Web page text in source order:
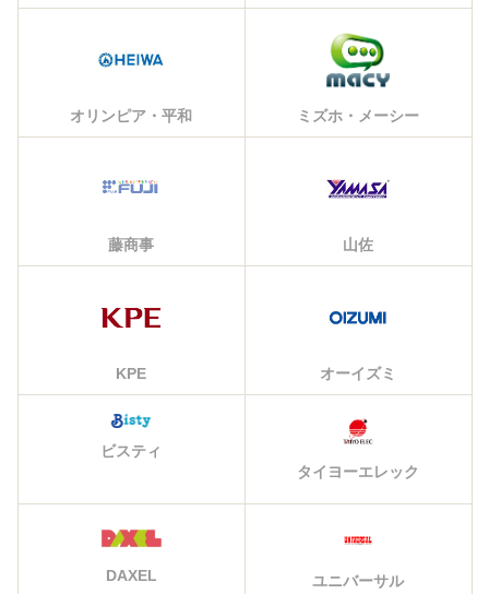
オリンピア・平和 ミズホ・メーシー
藤商事 山佐
KPE オーイズミ
ビスティ
タイヨーエレック
DAXEL ユニバーサル